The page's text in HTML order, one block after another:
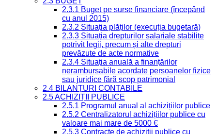
2.3.1 Buget pe surse financiare (începând
cu anul 2015)
2.3.2 Situația plăților (execuția bugetară)
2.3.3 Situația drepturilor salariale stabilite
potrivit legii, precum și alte drepturi
prevăzute de acte normative
2.3.4 Situația anuală a finanțărilor
nerambursabile acordate persoanelor fizice
sau juridice fără scop patrimonial
2.4 BILANȚURI CONTABILE
2.5 ACHIZIȚII PUBLICE
2.5.1 Programul anual al achizițiilor publice
2.5.2 Centralizatorul achizițiilor publice cu
valoare mai mare de 5000 €
2.5.3 Contracte de achiziții publice cu